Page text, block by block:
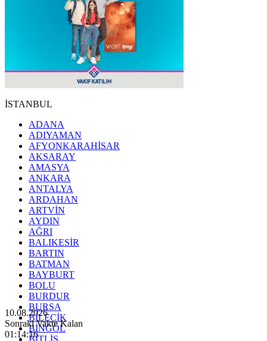
İSTANBUL
ADANA
ADIYAMAN
AFYONKARAHİSAR
AKSARAY
AMASYA
ANKARA
ANTALYA
ARDAHAN
ARTVİN
AYDIN
AĞRI
BALIKESİR
BARTIN
BATMAN
BAYBURT
BOLU
BURDUR
BURSA
BİLECİK
BİNGÖL
BİTLİS
10.08.2026
Sonraki Vakte Kalan
01:14:14